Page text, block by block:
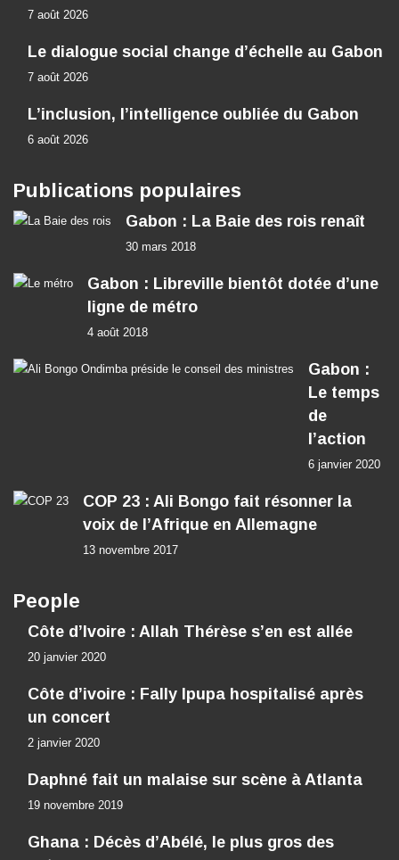
7 août 2026
Le dialogue social change d’échelle au Gabon
7 août 2026
L’inclusion, l’intelligence oubliée du Gabon
6 août 2026
Publications populaires
Gabon : La Baie des rois renaît
30 mars 2018
Gabon : Libreville bientôt dotée d’une
ligne de métro
4 août 2018
Gabon :
Le temps
de
l’action
6 janvier 2020
COP 23 : Ali Bongo fait résonner la
voix de l’Afrique en Allemagne
13 novembre 2017
People
Côte d’Ivoire : Allah Thérèse s’en est allée
20 janvier 2020
Côte d’ivoire : Fally Ipupa hospitalisé après
un concert
2 janvier 2020
Daphné fait un malaise sur scène à Atlanta
19 novembre 2019
Ghana : Décès d’Abélé, le plus gros des